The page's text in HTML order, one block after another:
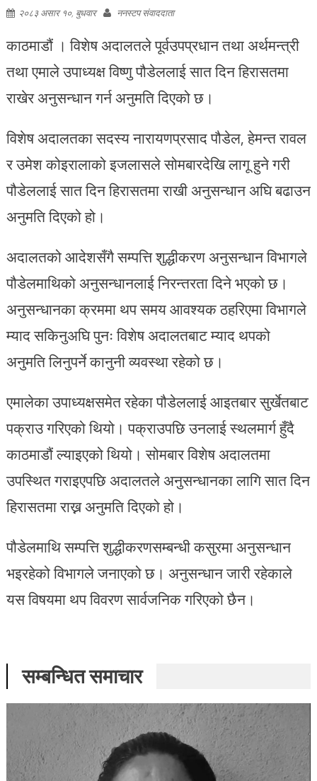
२०८३ असार १०, बुधवार ननस्टप संवाददाता
काठमाडौं । विशेष अदालतले पूर्वउपप्रधान तथा अर्थमन्त्री
तथा एमाले उपाध्यक्ष विष्णु पौडेललाई सात दिन हिरासतमा
राखेर अनुसन्धान गर्न अनुमति दिएको छ।
विशेष अदालतका सदस्य नारायणप्रसाद पौडेल, हेमन्त रावल
र उमेश कोइरालाको इजलासले सोमबारदेखि लागू हुने गरी
पौडेललाई सात दिन हिरासतमा राखी अनुसन्धान अघि बढाउन
अनुमति दिएको हो।
अदालतको आदेशसँगै सम्पत्ति शुद्धीकरण अनुसन्धान विभागले
पौडेलमाथिको अनुसन्धानलाई निरन्तरता दिने भएको छ।
अनुसन्धानका क्रममा थप समय आवश्यक ठहरिएमा विभागले
म्याद सकिनुअघि पुनः विशेष अदालतबाट म्याद थपको
अनुमति लिनुपर्ने कानुनी व्यवस्था रहेको छ।
एमालेका उपाध्यक्षसमेत रहेका पौडेललाई आइतबार सुर्खेतबाट
पक्राउ गरिएको थियो। पक्राउपछि उनलाई स्थलमार्ग हुँदै
काठमाडौं ल्याइएको थियो। सोमबार विशेष अदालतमा
उपस्थित गराइएपछि अदालतले अनुसन्धानका लागि सात दिन
हिरासतमा राख्न अनुमति दिएको हो।
पौडेलमाथि सम्पत्ति शुद्धीकरणसम्बन्धी कसुरमा अनुसन्धान
भइरहेको विभागले जनाएको छ। अनुसन्धान जारी रहेकाले
यस विषयमा थप विवरण सार्वजनिक गरिएको छैन।
सम्बन्धित समाचार